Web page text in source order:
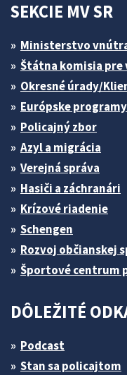
SEKCIE MV SR
Ministerstvo
Štátna komisia pre
Okresné úrady/
Európske programy
Policajný zbor
Azyl a migrácia
Verejná správa
Hasiči a záchranári
Krízové riadenie
Schengen
Rozvoj občianskej
Športové centrum
DÔLEŽITÉ
Podcast
Stan sa policajtom